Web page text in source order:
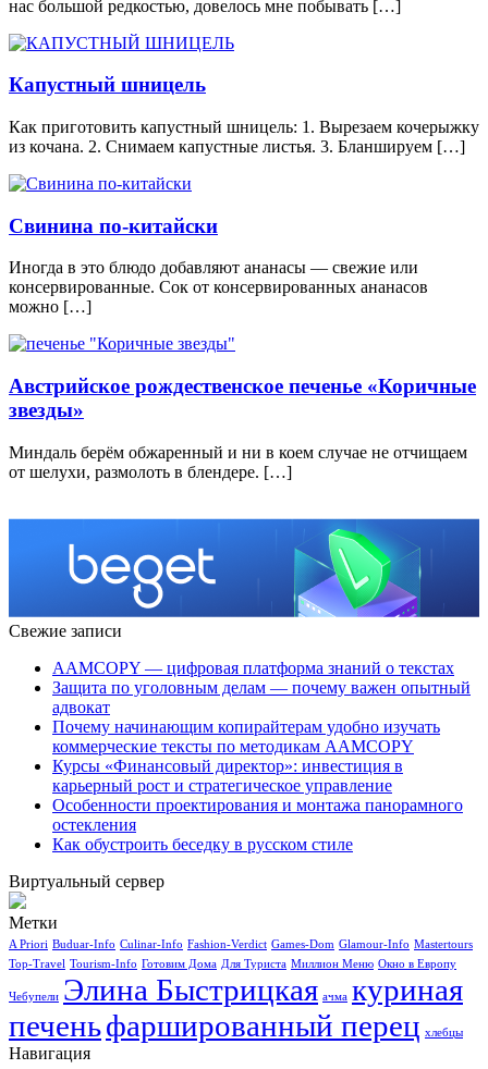
нас большой редкостью, довелось мне побывать […]
Капустный шницель
Как приготовить капустный шницель: 1. Вырезаем кочерыжку
из кочана. 2. Снимаем капустные листья. 3. Бланшируем […]
Свинина по-китайски
Иногда в это блюдо добавляют ананасы — свежие или
консервированные. Сок от консервированных ананасов
можно […]
Австрийское рождественское печенье «Коричные
звeзды»
Миндаль берём обжаренный и ни в коем случае не отчищаем
от шелухи, размолоть в блендере. […]
Свежие записи
AAMCOPY — цифровая платформа знаний о текстах
Защита по уголовным делам — почему важен опытный
адвокат
Почему начинающим копирайтерам удобно изучать
коммерческие тексты по методикам AAMCOPY
Курсы «Финансовый директор»: инвестиция в
карьерный рост и стратегическое управление
Особенности проектирования и монтажа панорамного
остекления
Как обустроить беседку в русском стиле
Виртуальный сервер
Метки
A Priori Buduar-Info Culinar-Info Fashion-Verdict Games-Dom Glamour-Info Mastertours
Top-Travel Tourism-Info Готовим Дома Для Туриста Миллион Меню Окно в Европу
Чебупели Элина Быстрицкая ачма куриная
печеньфаршированный перец хлебцы
Навигация